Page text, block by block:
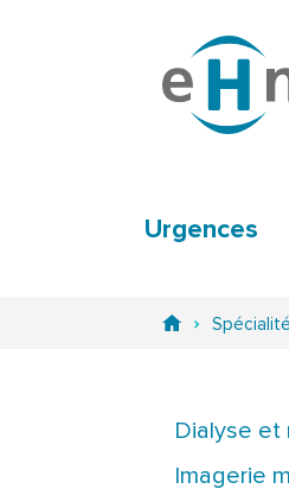
Urgences
Dialyse et
Imagerie